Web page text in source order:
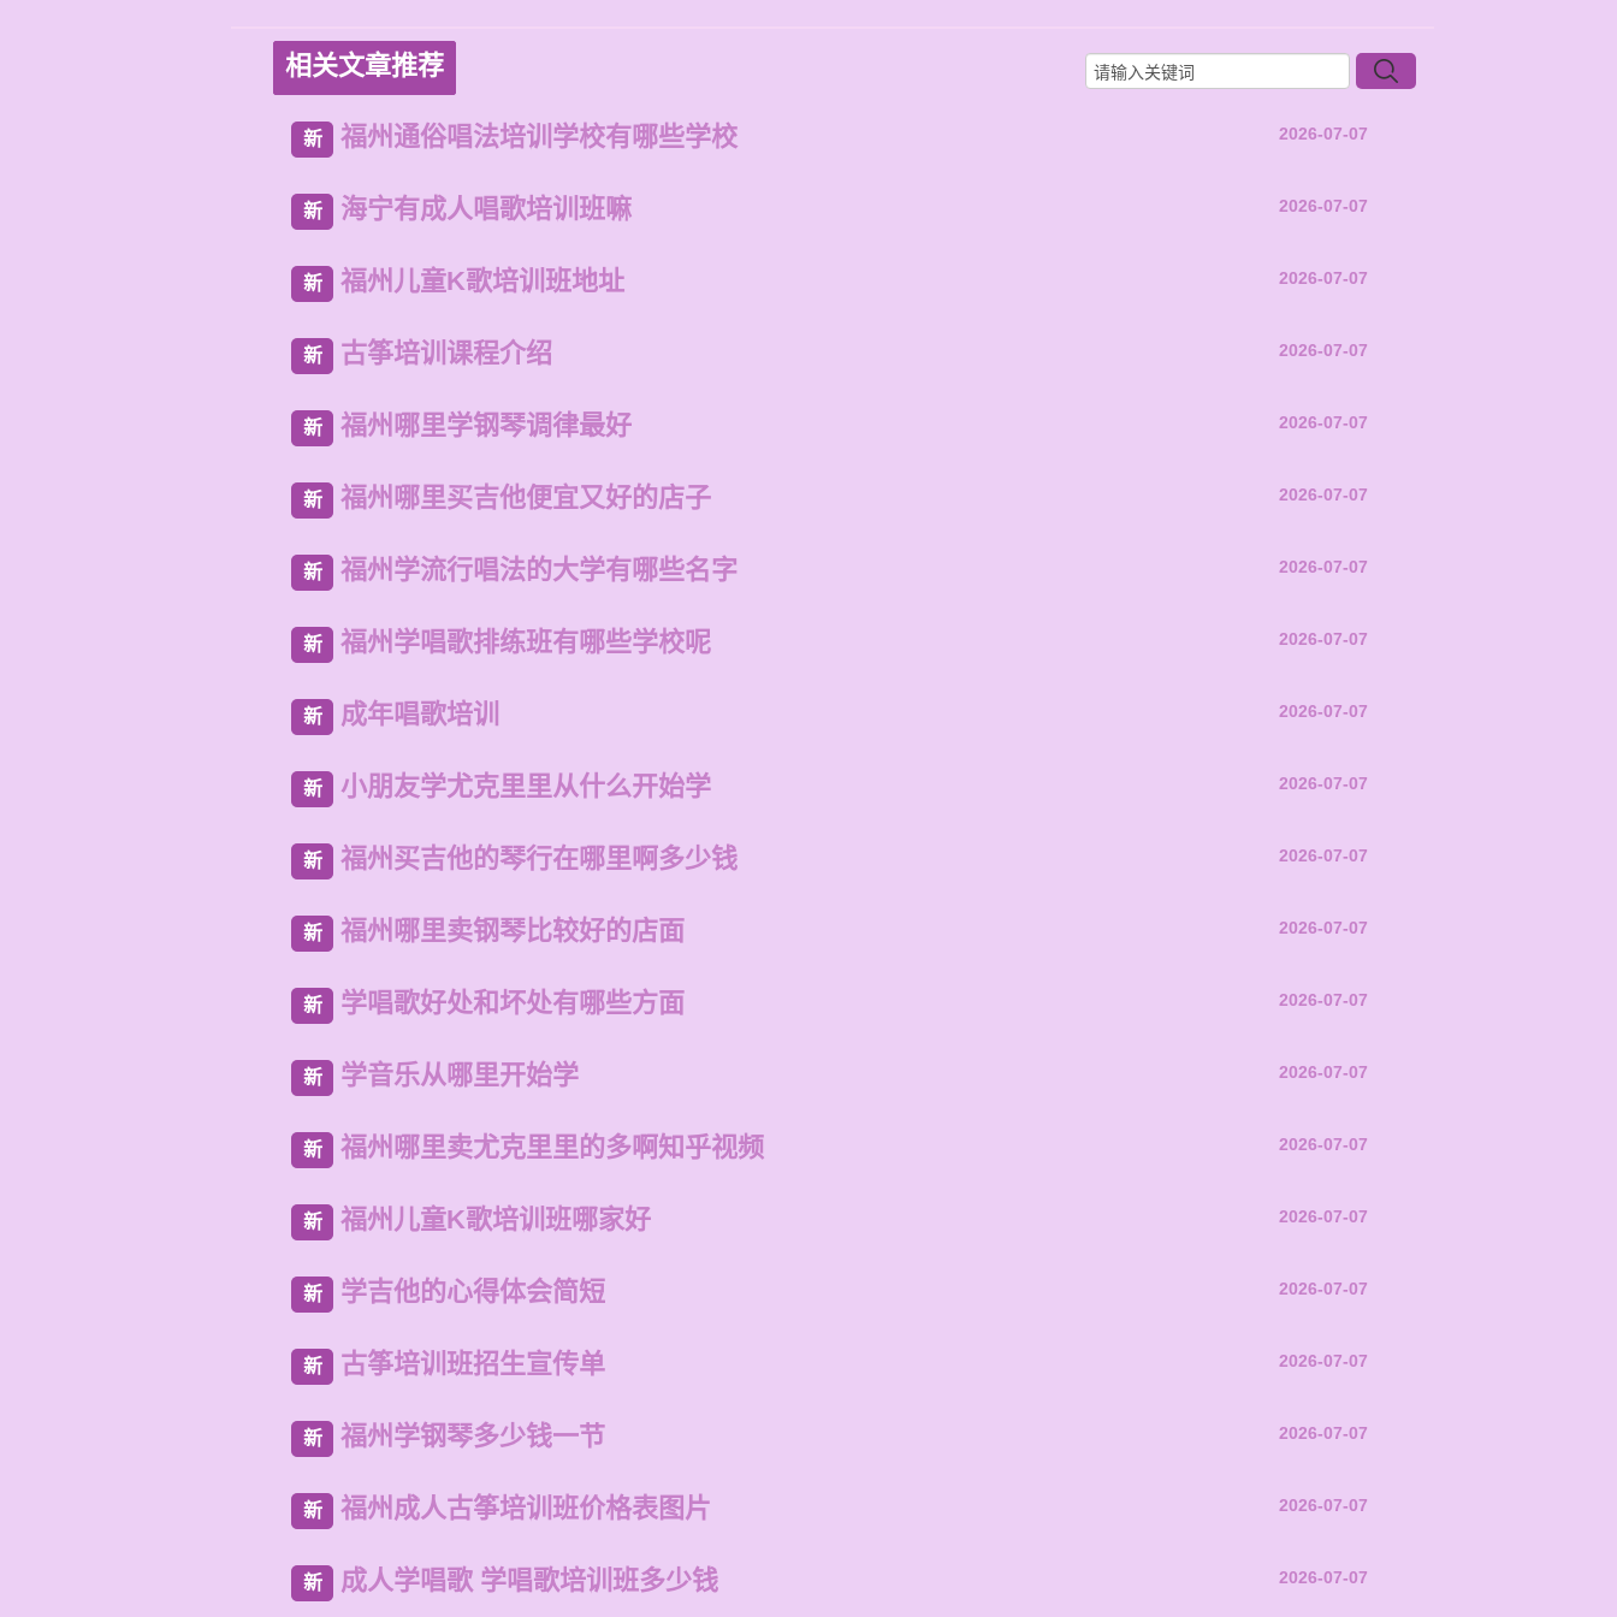
相关文章推荐
新 福州通俗唱法培训学校有哪些学校 2026-07-07
新 海宁有成人唱歌培训班嘛 2026-07-07
新 福州儿童K歌培训班地址 2026-07-07
新 古筝培训课程介绍 2026-07-07
新 福州哪里学钢琴调律最好 2026-07-07
新 福州哪里买吉他便宜又好的店子 2026-07-07
新 福州学流行唱法的大学有哪些名字 2026-07-07
新 福州学唱歌排练班有哪些学校呢 2026-07-07
新 成年唱歌培训 2026-07-07
新 小朋友学尤克里里从什么开始学 2026-07-07
新 福州买吉他的琴行在哪里啊多少钱 2026-07-07
新 福州哪里卖钢琴比较好的店面 2026-07-07
新 学唱歌好处和坏处有哪些方面 2026-07-07
新 学音乐从哪里开始学 2026-07-07
新 福州哪里卖尤克里里的多啊知乎视频 2026-07-07
新 福州儿童K歌培训班哪家好 2026-07-07
新 学吉他的心得体会简短 2026-07-07
新 古筝培训班招生宣传单 2026-07-07
新 福州学钢琴多少钱一节 2026-07-07
新 福州成人古筝培训班价格表图片 2026-07-07
新 成人学唱歌 学唱歌培训班多少钱 2026-07-07